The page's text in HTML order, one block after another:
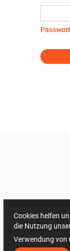
Cookies helfen
die Nutzung
Verwendung von